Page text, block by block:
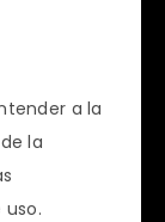
a la
la